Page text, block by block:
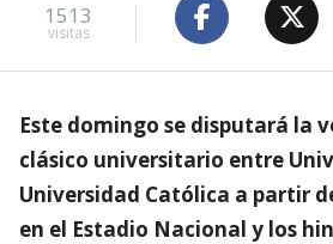
1513
visitas
Este domingo se disputará la
clásico universitario entre
Universidad Católica a partir
en el Estadio Nacional y los